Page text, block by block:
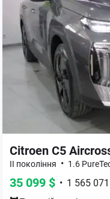
Citroen C5
II покоління • 1.6
35 099 $ • 1 565 071